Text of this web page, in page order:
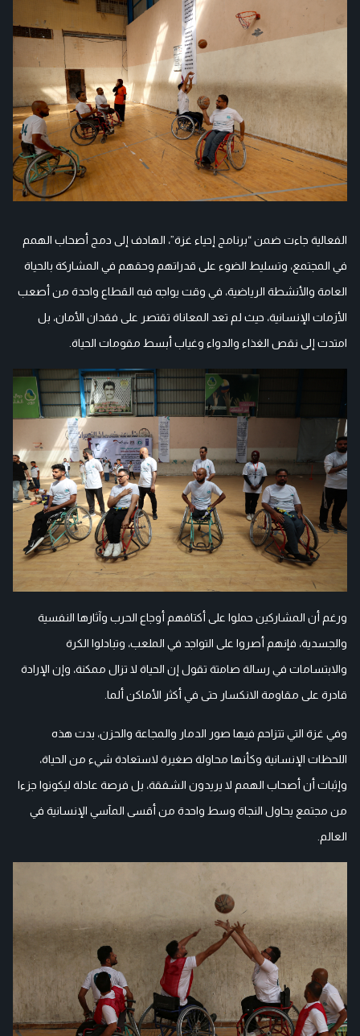
الفعالية جاءت ضمن “برنامج إحياء غزة”، الهادف إلى دمج أصحاب الهمم
في المجتمع، وتسليط الضوء على قدراتهم وحقهم في المشاركة بالحياة
العامة والأنشطة الرياضية، في وقت يواجه فيه القطاع واحدة من أصعب
الأزمات الإنسانية، حيث لم تعد المعاناة تقتصر على فقدان الأمان، بل
امتدت إلى نقص الغذاء والدواء وغياب أبسط مقومات الحياة.
ورغم أن المشاركين حملوا على أكتافهم أوجاع الحرب وآثارها النفسية
والجسدية، فإنهم أصروا على التواجد في الملعب، وتبادلوا الكرة
والابتسامات في رسالة صامتة تقول إن الحياة لا تزال ممكنة، وإن الإرادة
قادرة على مقاومة الانكسار حتى في أكثر الأماكن ألما.
وفي غزة التي تتزاحم فيها صور الدمار والمجاعة والحزن، بدت هذه
اللحظات الإنسانية وكأنها محاولة صغيرة لاستعادة شيء من الحياة،
وإثبات أن أصحاب الهمم لا يريدون الشفقة، بل فرصة عادلة ليكونوا جزءا
من مجتمع يحاول النجاة وسط واحدة من أقسى المآسي الإنسانية في
العالم.